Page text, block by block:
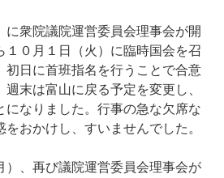
衆院議院運営委員会理事会が開
１０月１日（火）に臨時国会を召
初日に首班指名を行うことで合意
週末は富山に戻る予定を変更し、
になりました。行事の急な欠席な
おかけし、すいませんでした。
、再び議院運営委員会理事会が